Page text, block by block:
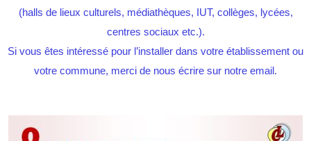
(halls de lieux culturels, médiathèques, IUT, collèges, lycées,
centres sociaux etc.).
Si vous êtes intéressé pour l’installer dans votre établissement ou
votre commune, merci de nous écrire sur notre email.